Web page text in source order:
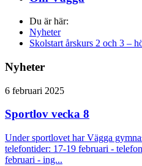
Du är här:
Nyheter
Skolstart årskurs 2 och 3 –
Nyheter
6 februari 2025
Sportlov vecka 8
Under sportlovet har Vägga
telefontider: 17-19 februari -
februari - ing...